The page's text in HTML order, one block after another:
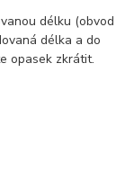
délku (obvod
délka a do
opasek zkrátit.